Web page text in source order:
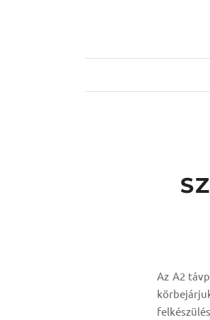
Az A2